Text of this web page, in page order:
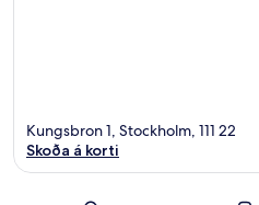
Kungsbron 1, Stockholm, 111 22
Skoða á korti